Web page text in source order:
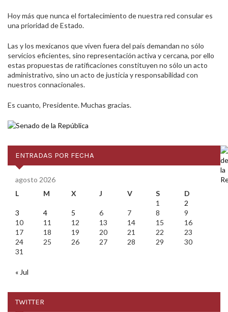
Hoy más que nunca el fortalecimiento de nuestra red consular es
una prioridad de Estado.
Las y los mexicanos que viven fuera del país demandan no sólo
servicios eficientes, sino representación activa y cercana, por ello
estas propuestas de ratificaciones constituyen no sólo un acto
administrativo, sino un acto de justicia y responsabilidad con
nuestros connacionales.
Es cuanto, Presidente. Muchas gracias.
ENTRADAS POR FECHA
agosto 2026
L
M X J V S
D
1
2
3
4 5 6 7 8
9
10
11 12 13 14 15
16
17
18 19 20 21 22
23
24
25 26 27 28 29
30
31
« Jul
TWITTER